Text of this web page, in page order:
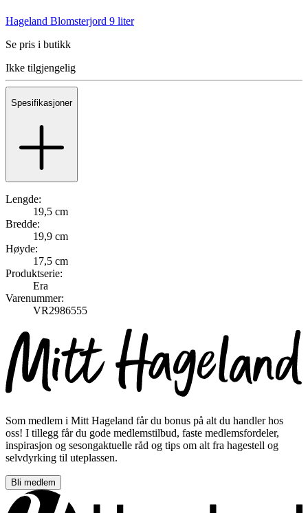
Hageland Blomsterjord 9 liter
Se pris i butikk
Ikke tilgjengelig
Spesifikasjoner
Lengde:
19,5 cm
Bredde:
19,9 cm
Høyde:
17,5 cm
Produktserie:
Era
Varenummer:
VR2986555
Som medlem i Mitt Hageland får du bonus på alt du handler hos
oss! I tillegg får du gode medlemstilbud, faste medlemsfordeler,
inspirasjon og sesongaktuelle råd og tips om alt fra hagestell og
selvdyrking til uteplassen.
Bli medlem